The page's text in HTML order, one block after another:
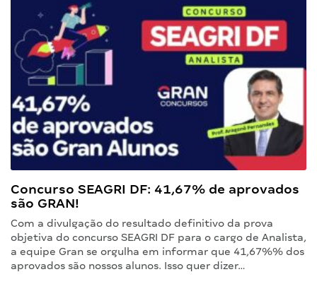
Concurso SEAGRI DF: 41,67% de aprovados
são GRAN!
Com a divulgação do resultado definitivo da prova
objetiva do concurso SEAGRI DF para o cargo de Analista,
a equipe Gran se orgulha em informar que 41,67%% dos
aprovados são nossos alunos. Isso quer dizer…